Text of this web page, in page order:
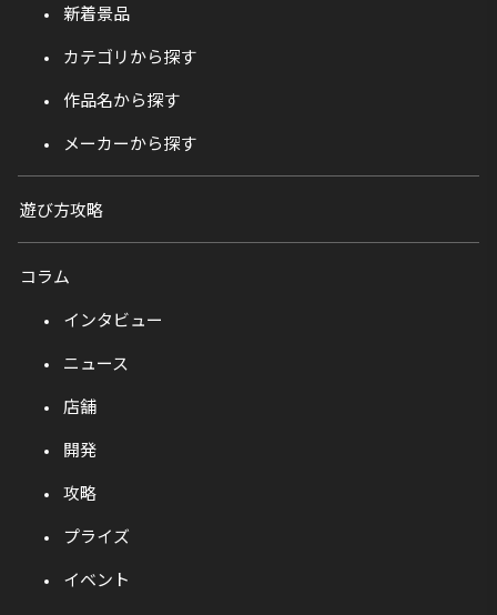
新着景品
カテゴリから探す
作品名から探す
メーカーから探す
遊び方攻略
コラム
インタビュー
ニュース
店舗
開発
攻略
プライズ
イベント